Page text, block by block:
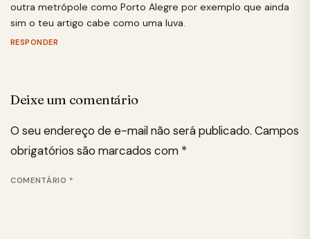
outra metrópole como Porto Alegre por exemplo que ainda
sim o teu artigo cabe como uma luva.
RESPONDER
Deixe um comentário
O seu endereço de e-mail não será publicado. Campos
obrigatórios são marcados com *
COMENTÁRIO *